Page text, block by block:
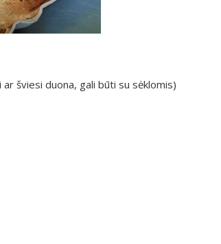
šviesi duona, gali būti su sėklomis)